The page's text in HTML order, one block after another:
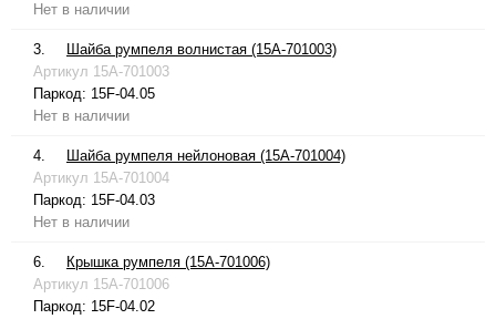
Нет в наличии
3.
Шайба румпеля волнистая (15A-701003)
Артикул 15A-701003
Паркод: 15F-04.05
Нет в наличии
4.
Шайба румпеля нейлоновая (15A-701004)
Артикул 15A-701004
Паркод: 15F-04.03
Нет в наличии
6.
Крышка румпеля (15A-701006)
Артикул 15A-701006
Паркод: 15F-04.02